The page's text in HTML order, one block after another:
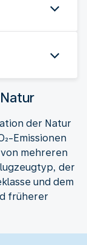
der Natur
Emissionen
mehreren
der
und dem
früherer